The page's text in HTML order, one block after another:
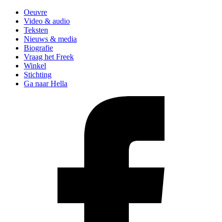
Oeuvre
Video & audio
Teksten
Nieuws & media
Biografie
Vraag het Freek
Winkel
Stichting
Ga naar Hella